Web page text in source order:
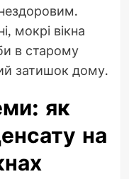
мокрі вікна
в старому
затишок дому.
як
на